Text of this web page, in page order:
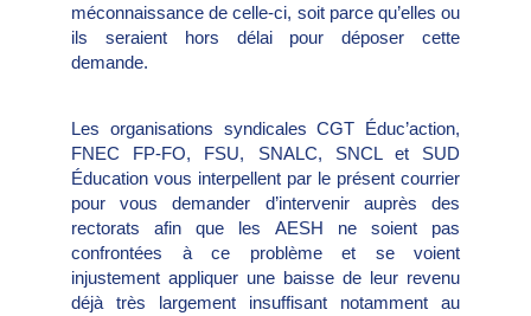
méconnaissance de celle-ci, soit parce qu’elles ou
ils seraient hors délai pour déposer cette
demande.
Les organisations syndicales CGT Éduc’action,
FNEC FP-FO, FSU, SNALC, SNCL et SUD
Éducation vous interpellent par le présent courrier
pour vous demander d’intervenir auprès des
rectorats afin que les AESH ne soient pas
confrontées à ce problème et se voient
injustement appliquer une baisse de leur revenu
déjà très largement insuffisant notamment au